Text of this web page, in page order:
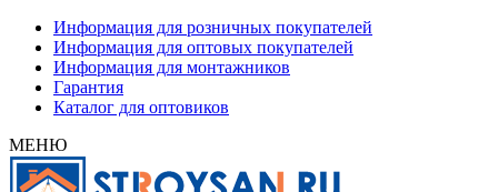
Информация для розничных покупателей
Информация для оптовых покупателей
Информация для монтажников
Гарантия
Каталог для оптовиков
МЕНЮ